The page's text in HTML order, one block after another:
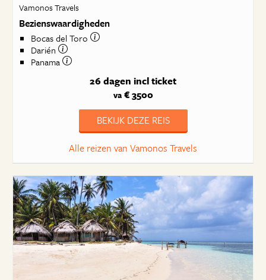
Vamonos Travels
Bezienswaardigheden
Bocas del Toro
Darién
Panama
26 dagen incl ticket
va€ 3500
BEKIJK DEZE REIS
Alle reizen van Vamonos Travels